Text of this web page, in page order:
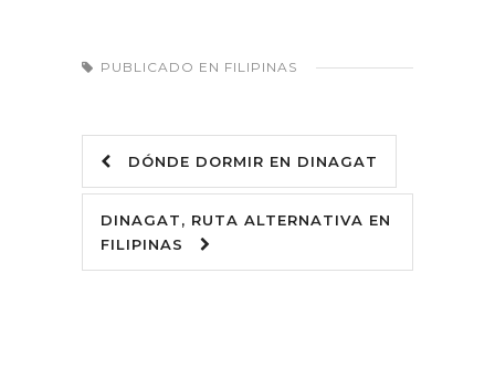
PUBLICADO EN FILIPINAS
DÓNDE DORMIR EN DINAGAT
DINAGAT, RUTA ALTERNATIVA EN
FILIPINAS